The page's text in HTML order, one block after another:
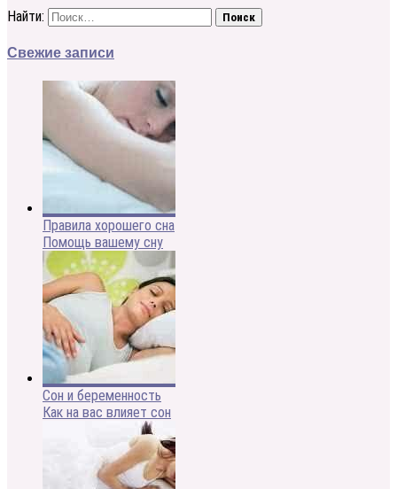
Найти:
Свежие записи
Правила хорошего сна
Помощь вашему сну
Сон и беременность
Как на вас влияет сон